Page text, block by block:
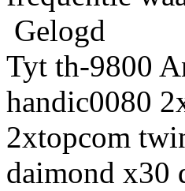
Gelogd
Tyt th-9800
handic0080
2xtopcom
daimond x30